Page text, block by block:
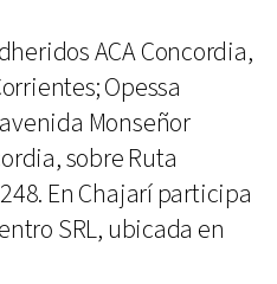
ACA Concordia,
Opessa
Monseñor
sobre Ruta
En Chajarí participa
SRL, ubicada en